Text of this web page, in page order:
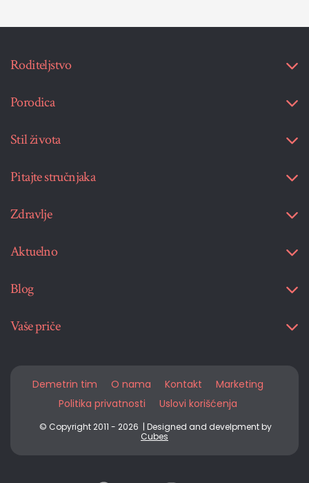
Roditeljstvo
Porodica
Stil života
Pitajte stručnjaka
Zdravlje
Aktuelno
Blog
Vaše priče
Demetrin tim O nama Kontakt
Marketing
Politika privatnosti
Uslovi korišćenja
© Copyright 2011 - 2026 | Designed and develpment by
Cubes